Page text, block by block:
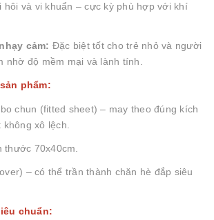
hôi và vi khuẩn – cực kỳ phù hợp với khí
cảm: Đặc biệt tốt cho trẻ nhỏ và người
nhờ độ mềm mại và lành tính.
phẩm:
chun (fitted sheet) – may theo đúng kích
xô lệch.
thước 70x40cm.
– có thể trần thành chăn hè đắp siêu
chuẩn: